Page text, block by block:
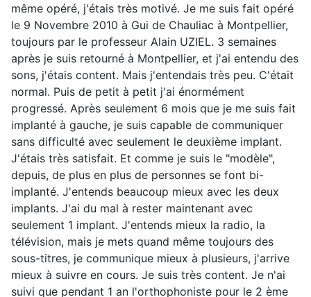
même opéré, j'étais très motivé. Je me suis fait opéré
le 9 Novembre 2010 à Gui de Chauliac à Montpellier,
toujours par le professeur Alain UZIEL. 3 semaines
après je suis retourné à Montpellier, et j'ai entendu des
sons, j'étais content. Mais j'entendais très peu. C'était
normal. Puis de petit à petit j'ai énormément
progressé. Après seulement 6 mois que je me suis fait
implanté à gauche, je suis capable de communiquer
sans difficulté avec seulement le deuxième implant.
J'étais très satisfait. Et comme je suis le "modèle",
depuis, de plus en plus de personnes se font bi-
implanté. J'entends beaucoup mieux avec les deux
implants. J'ai du mal à rester maintenant avec
seulement 1 implant. J'entends mieux la radio, la
télévision, mais je mets quand même toujours des
sous-titres, je communique mieux à plusieurs, j'arrive
mieux à suivre en cours. Je suis très content. Je n'ai
suivi que pendant 1 an l'orthophoniste pour le 2 ème